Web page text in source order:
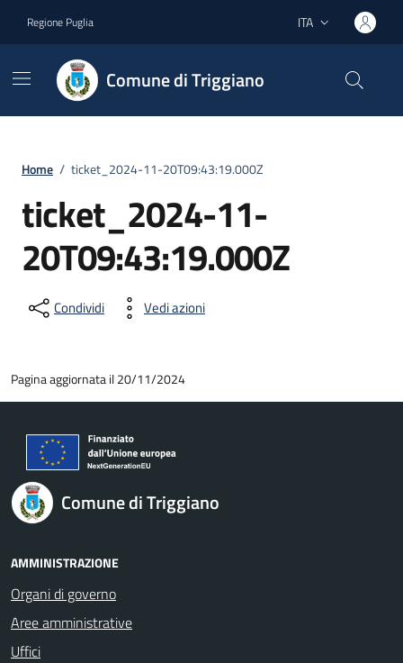
Regione Puglia Lingua attiva:
ITA
Comune di Triggiano
Home / ticket_2024-11-20T09:43:19.000Z
ticket_2024-11-
20T09:43:19.000Z
Condividi Vedi azioni
Pagina aggiornata il 20/11/2024
Comune di Triggiano
AMMINISTRAZIONE
Organi di governo
Aree amministrative
Uffici